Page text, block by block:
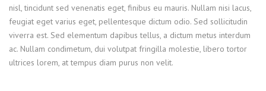
nisl, tincidunt sed venenatis eget, finibus eu mauris. Nullam nisi lacus,
feugiat eget varius eget, pellentesque dictum odio. Sed sollicitudin
viverra est. Sed elementum dapibus tellus, a dictum metus interdum
ac. Nullam condimetum, dui volutpat fringilla molestie, libero tortor
ultrices lorem, at tempus diam purus non velit.